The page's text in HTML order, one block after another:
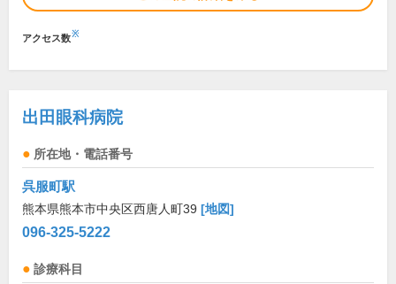
アクセス数※
出田眼科病院
所在地・電話番号
呉服町駅
熊本県熊本市中央区西唐人町39 [地図]
096-325-5222
診療科目